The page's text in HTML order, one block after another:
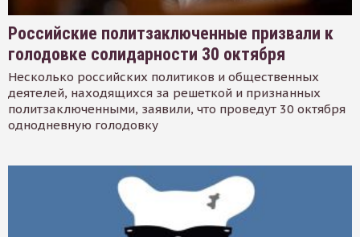
Российские политзаключенные призвали к
голодовке солидарности 30 октября
Несколько российских политиков и общественных
деятелей, находящихся за решеткой и признанных
политзаключенными, заявили, что проведут 30 октября
однодневную голодовку